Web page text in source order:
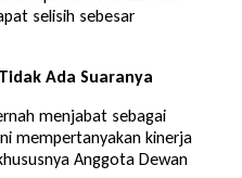
selisih sebesar
Ada Suaranya
menjabat sebagai
mempertanyakan kinerja
Anggota Dewan